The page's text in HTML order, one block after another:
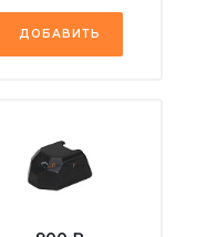
ДОБАВИТЬ